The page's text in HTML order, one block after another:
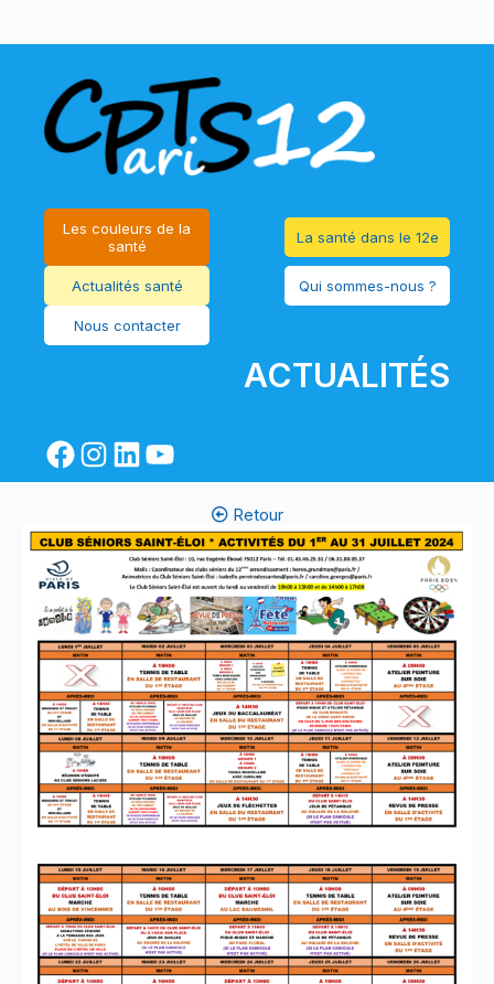
Les couleurs de la
santé
La santé dans le 12e
Actualités santé Qui sommes-nous ?
Nous contacter
ACTUALITÉS
Retour